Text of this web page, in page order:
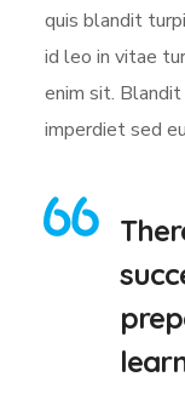
quis blandit
id leo in vitae
enim sit.
imperdiet sed